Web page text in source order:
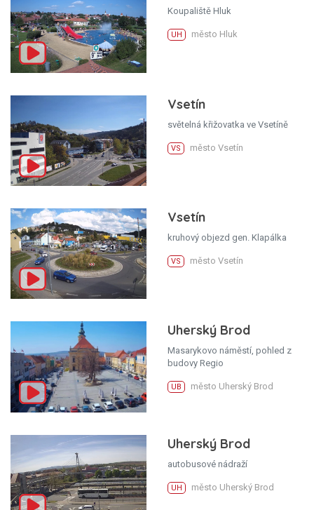
Koupaliště Hluk
UH město Hluk
Vsetín
světelná křižovatka ve Vsetíně
VS město Vsetín
Vsetín
kruhový objezd gen. Klapálka
VS město Vsetín
Uherský Brod
Masarykovo náměstí, pohled z
budovy Regio
UB město Uherský Brod
Uherský Brod
autobusové nádraží
UH město Uherský Brod